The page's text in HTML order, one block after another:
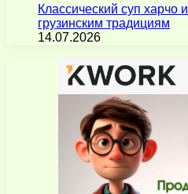
Классический суп харчо
грузинским традициям
14.07.2026